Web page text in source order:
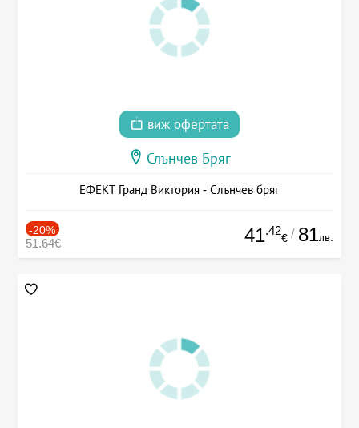
виж офертата
Слънчев Бряг
ЕФЕКТ Гранд Виктория - Слънчев бряг
-20%
51.64€ 41.42
€ / 81лв.